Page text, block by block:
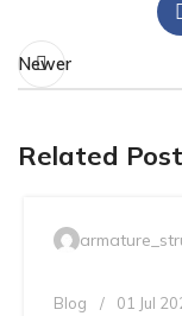
Newer
Related
Blog 01 Jul